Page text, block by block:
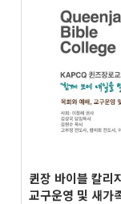
퀸장 바이블 칼리
교구운영 및 새